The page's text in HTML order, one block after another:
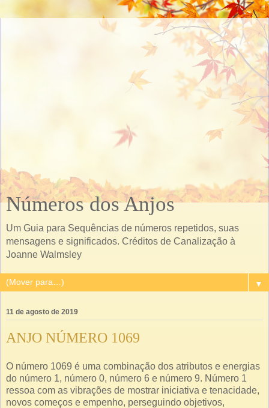
Números dos Anjos
Um Guia para Sequências de números repetidos, suas
mensagens e significados. Créditos de Canalização à
Joanne Walmsley
▼
11 de agosto de 2019
ANJO NÚMERO 1069
O número 1069 é uma combinação dos atributos e energias
do número 1, número 0, número 6 e número 9. Número 1
ressoa com as vibrações de mostrar iniciativa e tenacidade,
novos começos e empenho, perseguindo objetivos,